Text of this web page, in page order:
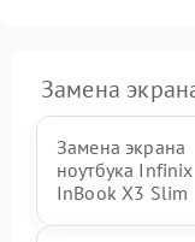
Замена
Замена экрана
ноутбука Infinix
InBook X3 Slim